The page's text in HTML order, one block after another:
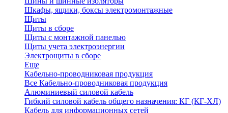
Шкафы, ящики, боксы электромонтажные
Щиты
Щиты в сборе
Щиты с монтажной панелью
Щиты учета электроэнергии
Электрощиты в сборе
Еще
Кабельно-проводниковая продукция
Все Кабельно-проводниковая продукция
Алюминиевый силовой кабель
Гибкий силовой кабель общего назначения: КГ (КГ-ХЛ)
Кабель для информационных сетей